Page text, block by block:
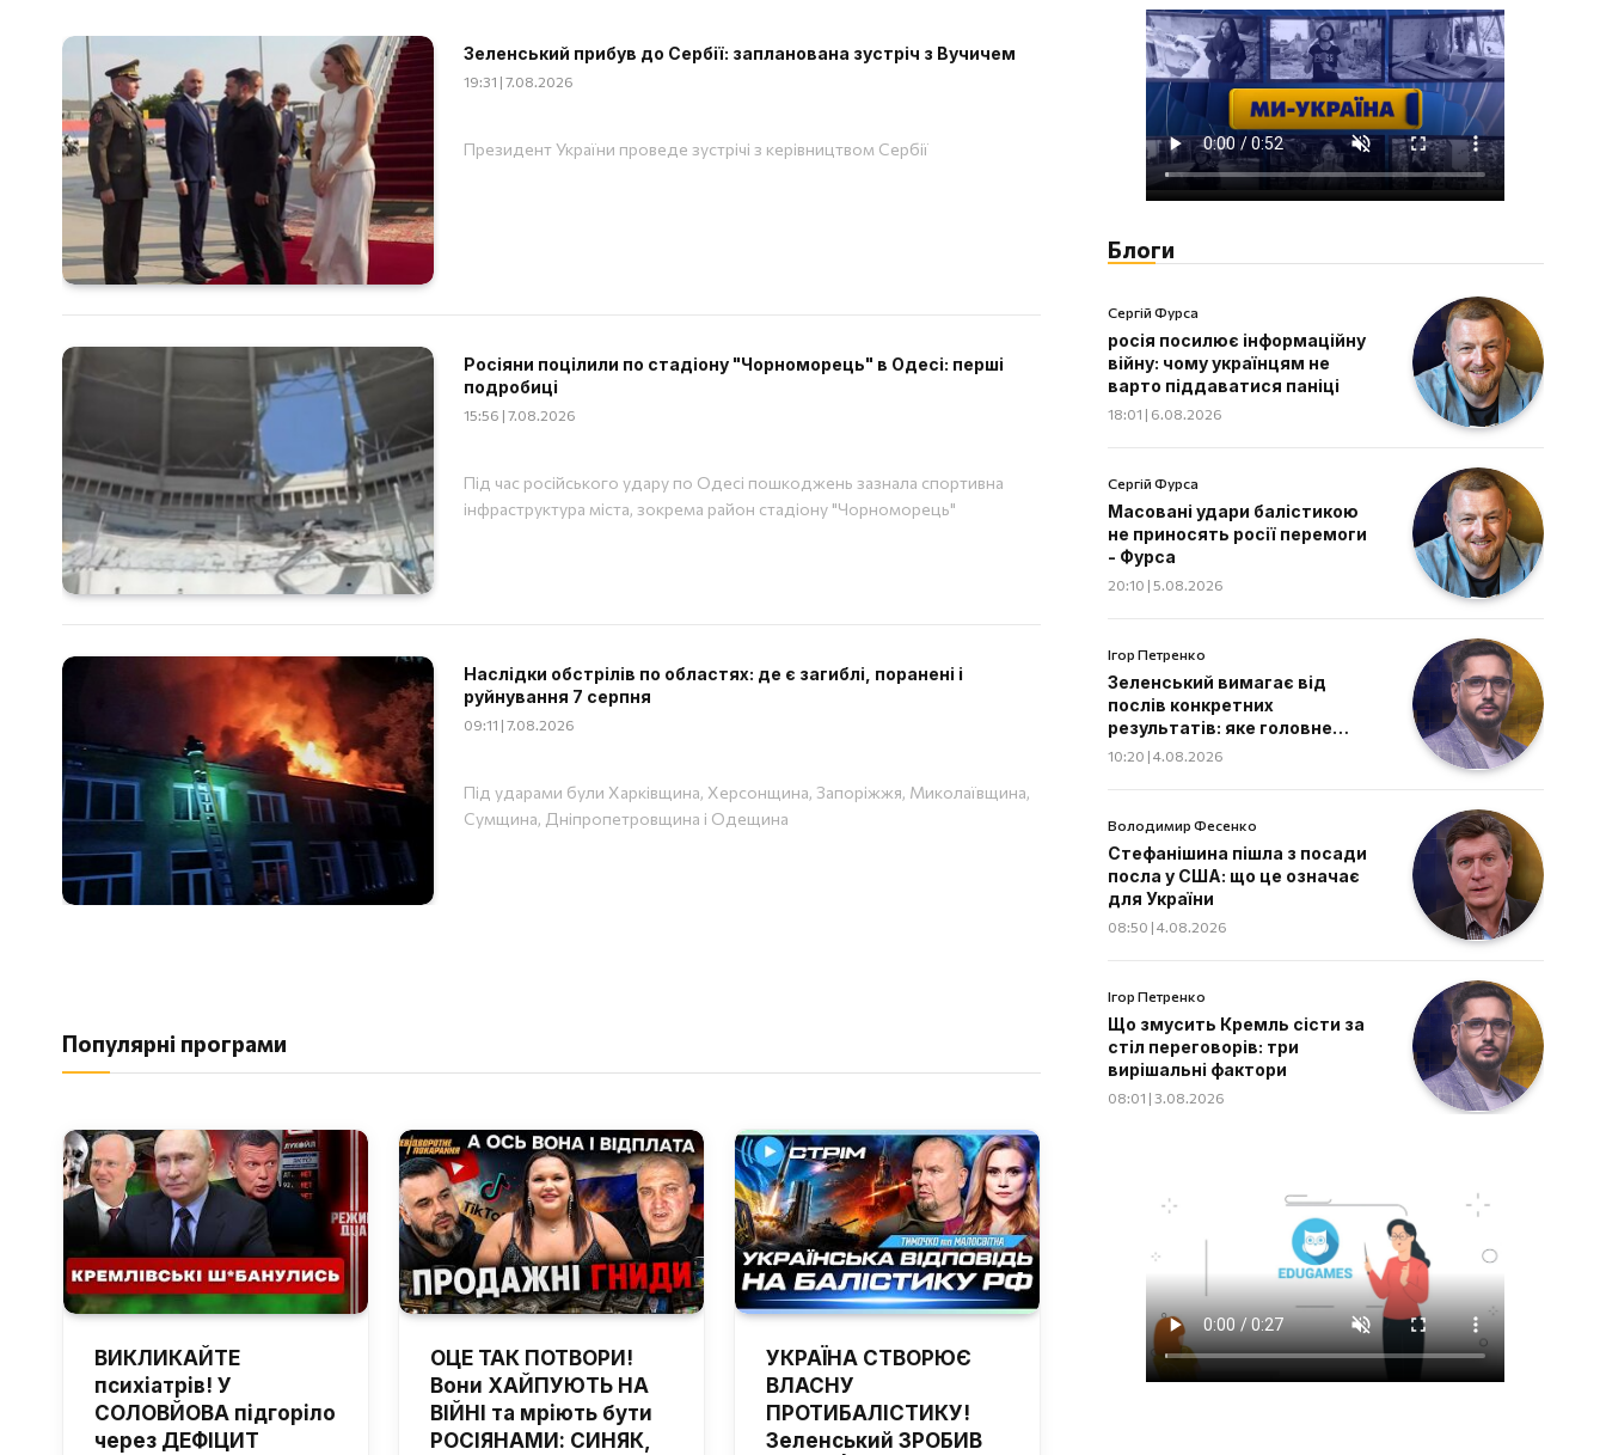
Зеленський прибув до Сербії: запланована зустріч з Вучичем
19:31 | 7.08.2026
Президент України проведе зустрічі з керівництвом Сербії
Росіяни поцілили по стадіону "Чорноморець" в Одесі: перші
подробиці
15:56 | 7.08.2026
Під час російського удару по Одесі пошкоджень зазнала спортивна
інфраструктура міста, зокрема район стадіону "Чорноморець"
Наслідки обстрілів по областях: де є загиблі, поранені і
руйнування 7 серпня
09:11 | 7.08.2026
Під ударами були Харківщина, Херсонщина, Запоріжжя, Миколаївщина,
Сумщина, Дніпропетровщина і Одещина
Популярні програми
ВИКЛИКАЙТЕ
психіатрів! У
СОЛОВЙОВА підгоріло
через ДЕФІЦИТ
ОЦЕ ТАК ПОТВОРИ!
Вони ХАЙПУЮТЬ НА
ВІЙНІ та мріють бути
РОСІЯНАМИ: СИНЯК,
УКРАЇНА СТВОРЮЄ
ВЛАСНУ
ПРОТИБАЛІСТИКУ!
Зеленський ЗРОБИВ
Блоги
Сергій Фурса
росія посилює інформаційну
війну: чому українцям не
варто піддаватися паніці
18:01 | 6.08.2026
Сергій Фурса
Масовані удари балістикою
не приносять росії перемоги
- Фурса
20:10 | 5.08.2026
Ігор Петренко
Зеленський вимагає від
послів конкретних
результатів: яке головне
завдання дипломатів
10:20 | 4.08.2026
Володимир Фесенко
Стефанішина пішла з посади
посла у США: що це означає
для України
08:50 | 4.08.2026
Ігор Петренко
Що змусить Кремль сісти за
стіл переговорів: три
вирішальні фактори
08:01 | 3.08.2026